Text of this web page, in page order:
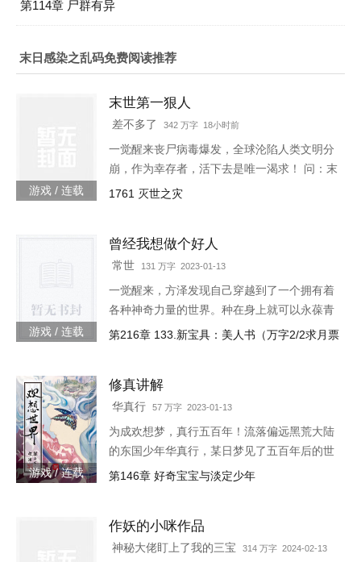
第114章 尸群有异
末日感染之乱码免费阅读推荐
游戏 / 连载
末世第一狠人
差不多了 342 万字 18小时前
一觉醒来丧尸病毒爆发，全球沦陷人类文明分
崩，作为幸存者，活下去是唯一渴求！ 问：末
世怎样才能活下去？答：首先要狠！【非重
1761 灭世之灾
游戏 / 连载
曾经我想做个好人
常世 131 万字 2023-01-13
一觉醒来，方泽发现自己穿越到了一个拥有着
各种神奇力量的世界。种在身上就可以永葆青
春的蘑菇每分一个分身就会智商下降实力提升
第216章 133.新宝具：美人书（万字2/2求月票
游戏 / 连载
修真讲解
华真行 57 万字 2023-01-13
为成欢想梦，真行五百年！流落偏远黑荒大陆
的东国少年华真行，某日梦见了五百年后的世
界。在那个世界上，很多国度与部族甚至已消
第146章 好奇宝宝与淡定少年
作妖的小咪作品
神秘大佬盯上了我的三宝 314 万字 2024-02-13